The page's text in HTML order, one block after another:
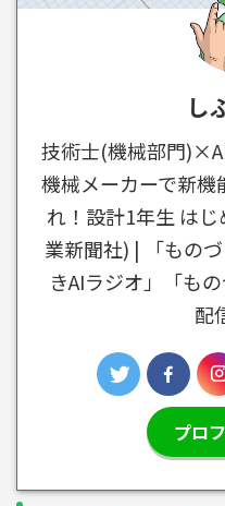
し
技術士(機械部門
機械メーカーで新機
れ！設計1年生 は
業新聞社) | 「もの
きAIラジオ」「も
配
プロ